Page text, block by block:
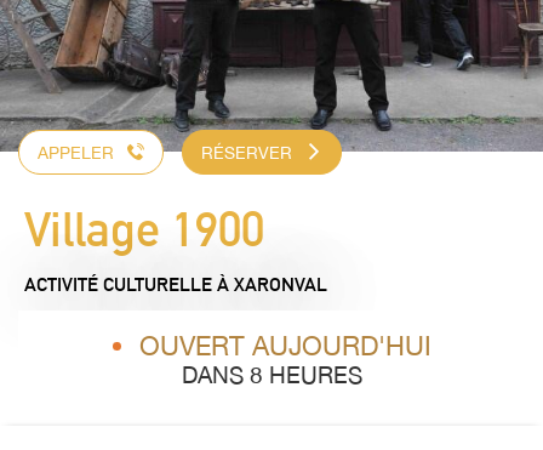
APPELER RÉSERVER
Village 1900
ACTIVITÉ CULTURELLE À XARONVAL
OUVERT AUJOURD'HUI
DANS 8 HEURES